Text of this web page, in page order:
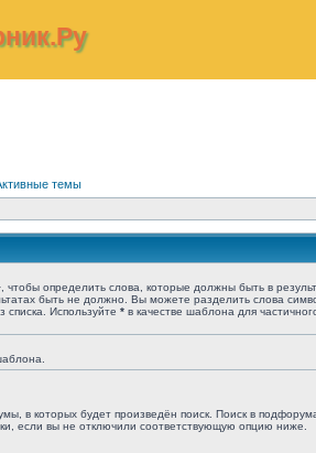
темы
, чтобы определить слова, которые должны быть в
быть не должно. Вы можете разделить слова
списка. Используйте * в качестве шаблона для
в которых будет произведён поиск. Поиск в
если вы не отключили соответствующую опцию ниже.